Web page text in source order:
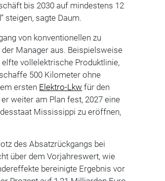
bis 2030 auf mindestens 12
steigen, sagte Daum.
von konventionellen zu
Manager aus. Beispielsweise
vollelektrische Produktlinie,
500 Kilometer ohne
ersten Elektro-Lkw für den
weiter am Plan fest, 2027 eine
Mississippi zu eröffnen,
des Absatzrückgangs bei
über dem Vorjahreswert, wie
bereinigte Ergebnis vor